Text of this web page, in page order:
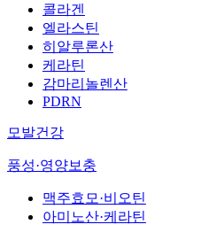
콜라겐
엘라스틴
히알루론산
케라틴
감마리놀렌산
PDRN
모발건강
풍성·영양보충
맥주효모·비오틴
아미노산·케라틴